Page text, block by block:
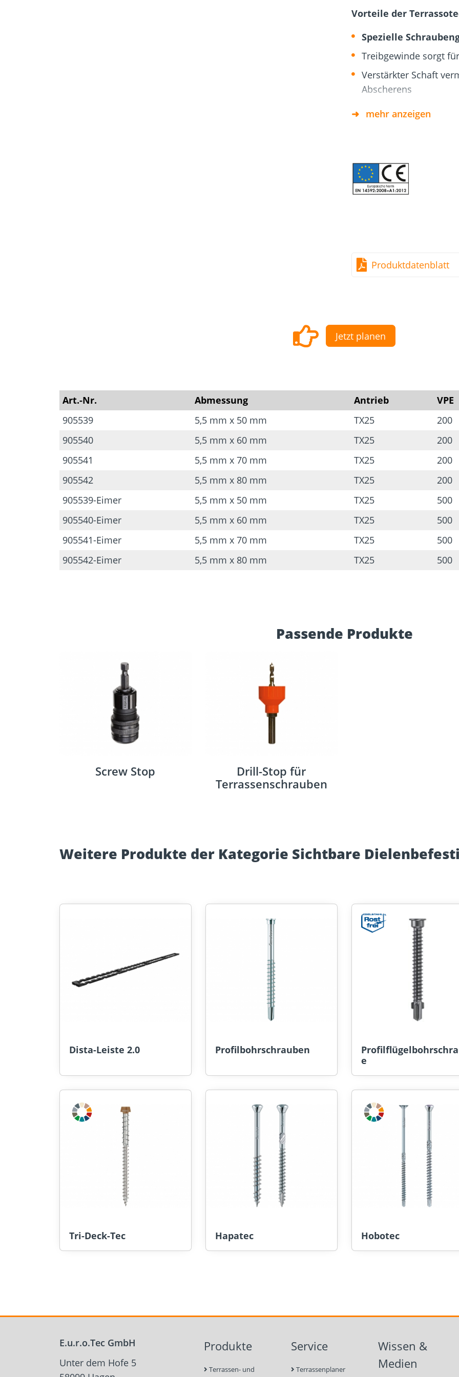
Vorteile der
Spezielle
Treibgewinde sorgt
Verstärkter Schaft
Abscherens
Unterkopfgewinde
Terrassendiele
Verringerung des
Verringerung der
Verringerung der
Verringerung der
mehr anzeigen
Produktdatenblatt
Jetzt planen
Art.-Nr. Abmessung Antrieb VPE
905539
5,5 mm x 50 mm TX25 200
905540
5,5 mm x 60 mm TX25 200
905541
5,5 mm x 70 mm TX25 200
905542
5,5 mm x 80 mm TX25 200
905539-Eimer
5,5 mm x 50 mm TX25 500
905540-Eimer
5,5 mm x 60 mm TX25 500
905541-Eimer
5,5 mm x 70 mm TX25 500
905542-Eimer
5,5 mm x 80 mm TX25 500
Passende Produkte
Screw Stop
Drill-Stop für
Terrassenschrauben
Weitere Produkte der Kategorie Sichtbare
Dista-Leiste 2.0 Profilbohrschrauben
e
Tri-Deck-Tec Hapatec Hobotec
E.u.r.o.Tec GmbH
Unter dem Hofe 5
Produkte
Terrassen- und
Service
Terrassenplaner
Wissen &
Medien